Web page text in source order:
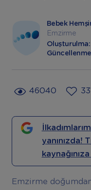
Bebek
Emzirme
Oluşturulma:
46040
yanınızda!
Emzirme